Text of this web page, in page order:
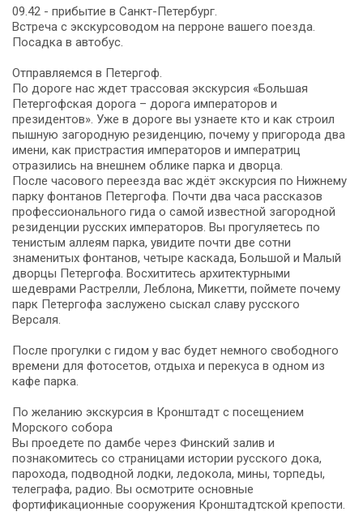
09.42 - прибытие в Санкт-Петербург.
Встреча с экскурсоводом на перроне вашего поезда.
Посадка в автобус.
Отправляемся в Петергоф.
По дороге нас ждет трассовая экскурсия «Большая
Петергофская дорога – дорога императоров и
президентов». Уже в дороге вы узнаете кто и как строил
пышную загородную резиденцию, почему у пригорода два
имени, как пристрастия императоров и императриц
отразились на внешнем облике парка и дворца.
После часового переезда вас ждёт экскурсия по Нижнему
парку фонтанов Петергофа. Почти два часа рассказов
профессионального гида о самой известной загородной
резиденции русских императоров. Вы прогуляетесь по
тенистым аллеям парка, увидите почти две сотни
знаменитых фонтанов, четыре каскада, Большой и Малый
дворцы Петергофа. Восхититесь архитектурными
шедеврами Растрелли, Леблона, Микетти, поймете почему
парк Петергофа заслужено сыскал славу русского
Версаля.
После прогулки с гидом у вас будет немного свободного
времени для фотосетов, отдыха и перекуса в одном из
кафе парка.
По желанию экскурсия в Кронштадт с посещением
Морского собора
Вы проедете по дамбе через Финский залив и
познакомитесь со страницами истории русского дока,
парохода, подводной лодки, ледокола, мины, торпеды,
телеграфа, радио. Вы осмотрите основные
фортификационные сооружения Кронштадтской крепости.